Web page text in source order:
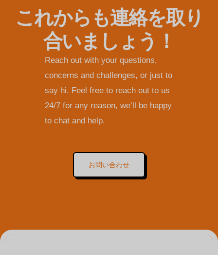
これからも連絡を取り
合いましょう！
Reach out with your questions,
concerns and challenges, or just to
say hi. Feel free to reach out to us
24/7 for any reason, we’ll be happy
to chat and help.
お問い合わせ